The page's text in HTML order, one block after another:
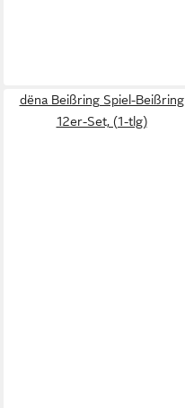
dëna Beißring Spiel-Beißring
12er-Set, (1-tlg)